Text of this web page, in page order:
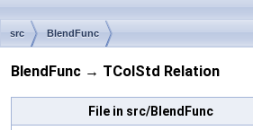
src BlendFunc
BlendFunc → TColStd Relation
File in src/BlendFunc